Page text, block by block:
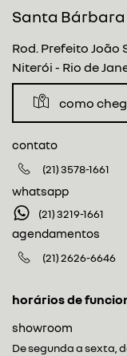
Santa Bárbara
Rod. Prefeito João
Niterói - Rio de
como
contato
(21) 3578-1661
whatsapp
(21) 3219-1661
agendamentos
(21) 2626-6646
horários de
showroom
De segunda a sexta,